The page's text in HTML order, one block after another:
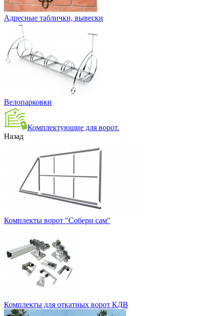
Адресные таблички, вывески
Велопарковки
Комплектующие для ворот.
Назад
Комплекты ворот "Собери сам"
Комплекты для откатных ворот КДВ